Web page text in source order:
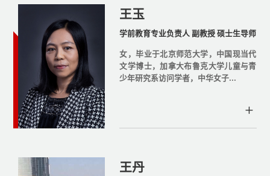
王玉
学前教育专业负责人 副教授 硕士生导师
女，毕业于北京师范大学，中国现当代
文学博士，加拿大布鲁克大学儿童与青
少年研究系访问学者，中华女子...
王丹